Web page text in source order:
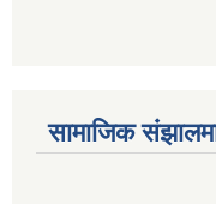
सामाजिक